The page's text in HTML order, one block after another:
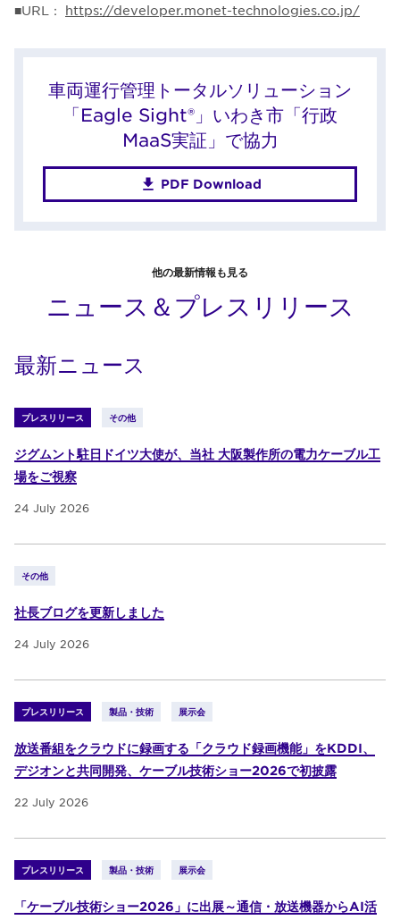
■URL： https://developer.monet-technologies.co.jp/
車両運行管理トータルソリューション
「Eagle Sight®」いわき市「行政
MaaS実証」で協力
PDF Download
他の最新情報も見る
ニュース＆プレスリリース
最新ニュース
プレスリリース その他
ジグムント駐日ドイツ大使が、当社 大阪製作所の電力ケーブル工
場をご視察
24 July 2026
その他
社長ブログを更新しました
24 July 2026
プレスリリース 製品・技術 展示会
放送番組をクラウドに録画する「クラウド録画機能」をKDDI、
デジオンと共同開発、ケーブル技術ショー2026で初披露
22 July 2026
プレスリリース 製品・技術 展示会
「ケーブル技術ショー2026」に出展～通信・放送機器からAI活